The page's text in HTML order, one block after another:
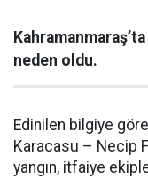
neden oldu.
Edinilen bilgiye
Karacasu – Necip
yangın, itfaiye